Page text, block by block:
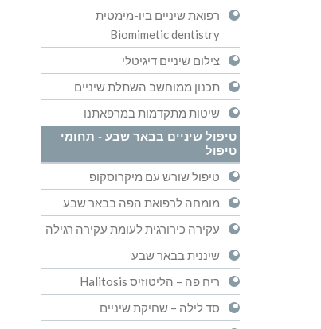
רפואת שיניים ביו-מימטית
Biomimetic dentistry
צילום שיניים דיגיטלי
תכנון ממוחשב השתלת שיניים
שיטות מתקדמות במרפאתנו
טיפול שיניים בבאר שבע - תחומי
טיפול
טיפול שורש עם מיקרוסקופ
מומחה לרפואת הפה בבאר שבע
עקירה כירורגית לעומת עקירה רגילה
שיננית בבאר שבע
ריח פה – הליטוזיס Halitosis
סד לילה – שחיקת שיניים